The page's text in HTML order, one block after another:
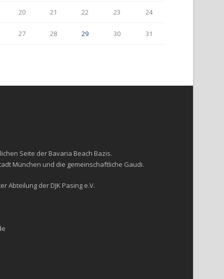
20 21 22 23 24
27 28 29 30 31
Seite der Bavaria Beach Bazis.
München und die gemeinschaftliche Gaudi.
Abteilung der DJK Pasing e.V.